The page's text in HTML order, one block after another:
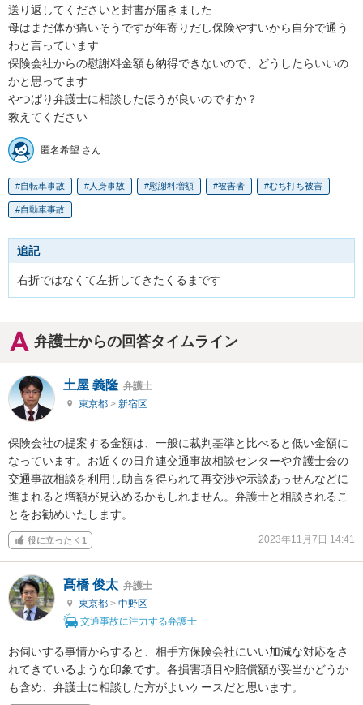
送り返してくださいと封書が届きました
母はまだ体が痛いそうですが年寄りだし保険やすいから自分で通う
わと言っています
保険会社からの慰謝料金額も納得できないので、どうしたらいいの
かと思ってます
やつぱり弁護士に相談したほうが良いのですか？
教えてください
匿名希望 さん
自転車事故 人身事故 慰謝料増額 被害者 むち打ち被害
自動車事故
追記
右折ではなくて左折してきたくるまです
弁護士からの回答タイムライン
土屋 義隆 弁護士
東京都 > 新宿区
保険会社の提案する金額は、一般に裁判基準と比べると低い金額に
なっています。お近くの日弁連交通事故相談センターや弁護士会の
交通事故相談を利用し助言を得られて再交渉や示談あっせんなどに
進まれると増額が見込めるかもしれません。弁護士と相談されるこ
とをお勧めいたします。
役に立った 1 2023年11月7日 14:41
髙橋 俊太 弁護士
東京都 > 中野区
交通事故に注力する弁護士
お伺いする事情からすると、相手方保険会社にいい加減な対応をさ
れてきているような印象です。各損害項目や賠償額が妥当かどうか
も含め、弁護士に相談した方がよいケースだと思います。